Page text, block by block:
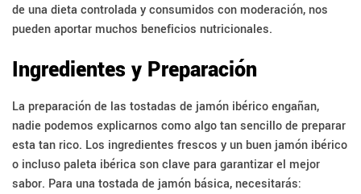
de una dieta controlada y consumidos con moderación, nos
pueden aportar muchos beneficios nutricionales.
Ingredientes y Preparación
La preparación de las tostadas de jamón ibérico engañan,
nadie podemos explicarnos como algo tan sencillo de preparar
esta tan rico. Los ingredientes frescos y un buen jamón ibérico
o incluso paleta ibérica son clave para garantizar el mejor
sabor. Para una tostada de jamón básica, necesitarás: